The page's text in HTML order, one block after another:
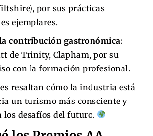
por sus prácticas
ejemplares.
contribución gastronómica:
de Trinity, Clapham, por su
con la formación profesional.
resaltan cómo la industria está
un turismo más consciente y
los desafíos del futuro.